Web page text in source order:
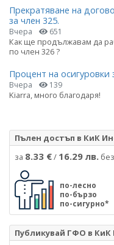
Прекратяване на
за член 325.
Вчера 651
Как ще продължавам да
по член 326 ?
Процент на осигуровки
Вчера 139
Kiarra, много благодаря!
Пълен достъп в КиК
за 8.33 €/ 16.29 лв.
по-лесно
по-бързо
по-сигурно*
Публикувай ГФО в